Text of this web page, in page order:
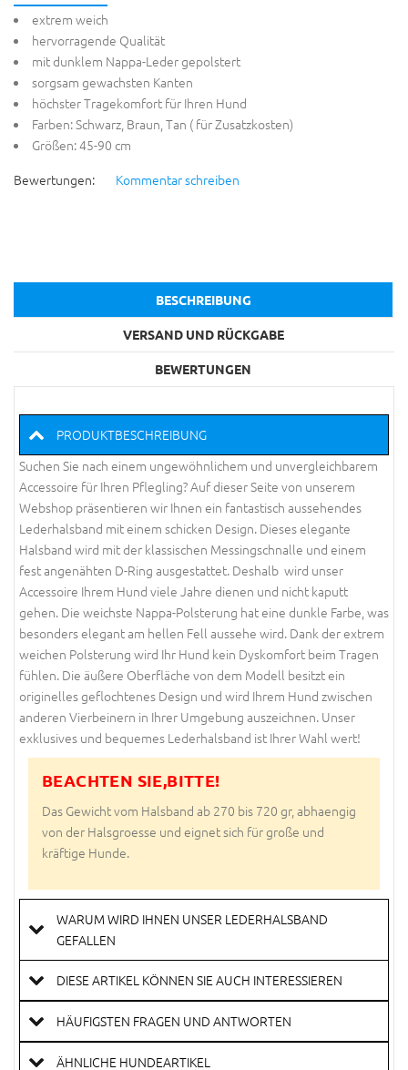
extrem weich
hervorragende Qualität
mit dunklem Nappa-Leder gepolstert
sorgsam gewachsten Kanten
höchster Tragekomfort für Ihren Hund
Farben: Schwarz, Braun, Tan ( für Zusatzkosten)
Größen: 45-90 cm
Bewertungen:
Kommentar schreiben
BESCHREIBUNG
VERSAND UND RÜCKGABE
BEWERTUNGEN
PRODUKTBESCHREIBUNG
Suchen Sie nach einem ungewöhnlichem und unvergleichbarem
Accessoire für Ihren Pflegling? Auf dieser Seite von unserem
Webshop präsentieren wir Ihnen ein fantastisch aussehendes
Lederhalsband mit einem schicken Design. Dieses elegante
Halsband wird mit der klassischen Messingschnalle und einem
fest angenähten D-Ring ausgestattet. Deshalb wird unser
Accessoire Ihrem Hund viele Jahre dienen und nicht kaputt
gehen. Die weichste Nappa-Polsterung hat eine dunkle Farbe, was
besonders elegant am hellen Fell aussehe wird. Dank der extrem
weichen Polsterung wird Ihr Hund kein Dyskomfort beim Tragen
fühlen. Die äußere Oberfläche von dem Modell besitzt ein
originelles geflochtenes Design und wird Ihrem Hund zwischen
anderen Vierbeinern in Ihrer Umgebung auszeichnen. Unser
exklusives und bequemes Lederhalsband ist Ihrer Wahl wert!
BEACHTEN SIE,BITTE!
Das Gewicht vom Halsband ab 270 bis 720 gr, abhaengig
von der Halsgroesse und eignet sich für große und
kräftige Hunde.
WARUM WIRD IHNEN UNSER LEDERHALSBAND
GEFALLEN
DIESE ARTIKEL KÖNNEN SIE AUCH INTERESSIEREN
HÄUFIGSTEN FRAGEN UND ANTWORTEN
ÄHNLICHE HUNDEARTIKEL